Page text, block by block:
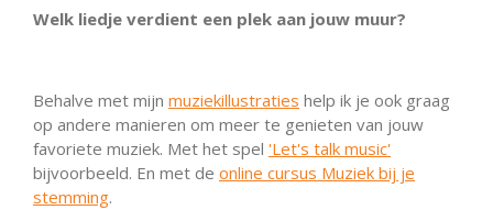
Welk liedje verdient een plek aan jouw muur?
Behalve met mijn muziekillustraties help ik je ook graag
op andere manieren om meer te genieten van jouw
favoriete muziek. Met het spel 'Let's talk music'
bijvoorbeeld. En met de online cursus Muziek bij je
stemming.